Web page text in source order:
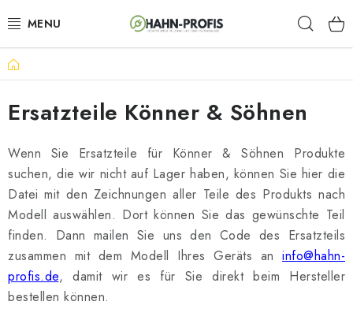
Inhalt
GENERATOREN
GARTENTECHNIK
BAUGERÄTE
AKKU-WERKZEUGE
LÜFTUNGSTECHNIK
HEIZUNGEN
Startseite
Ersatzteile Könner & Söhnen
Wenn Sie Ersatzteile für Könner & Söhnen Produkte
suchen, die wir nicht auf Lager haben, können Sie hier die
Datei mit den Zeichnungen aller Teile des Produkts nach
Modell auswählen. Dort können Sie das gewünschte Teil
finden. Dann mailen Sie uns den Code des Ersatzteils
zusammen mit dem Modell Ihres Geräts an info@hahn-
profis.de, damit wir es für Sie direkt beim Hersteller
bestellen können.